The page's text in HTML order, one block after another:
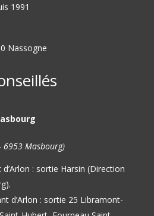
1991
Nassogne
6953 Masbourg)
: sortie Harsin (Direction
d’Arlon : sortie 25 Libramont-